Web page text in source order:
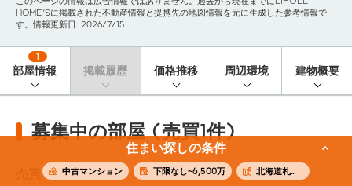
住まい探しの条件
中古マンション 下限なし~6,500万 北海道札幌市中央区
HOME'Sに掲載された不動産情報と提携先の地図情報を元に生成した参考情報で
す。情報更新日: 2026/7/15
部屋情報
1
掲載履歴 価格推移 周辺環境 建物概要
募集中の部屋 (売買1件)
1 件